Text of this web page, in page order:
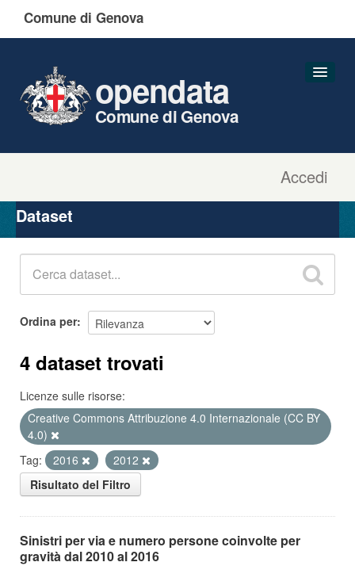
Comune di Genova
Accedi
opendata
Comune di Genova
Organizzazioni
Gruppi
Dataset
Ordina per
4 dataset trovati
Licenze sulle risorse:
Creative Commons Attribuzione 4.0 Internazionale (CC BY
4.0)
Tag:
2016
2012
Risultato del Filtro
Sinistri per via e numero persone coinvolte per
gravità dal 2010 al 2016